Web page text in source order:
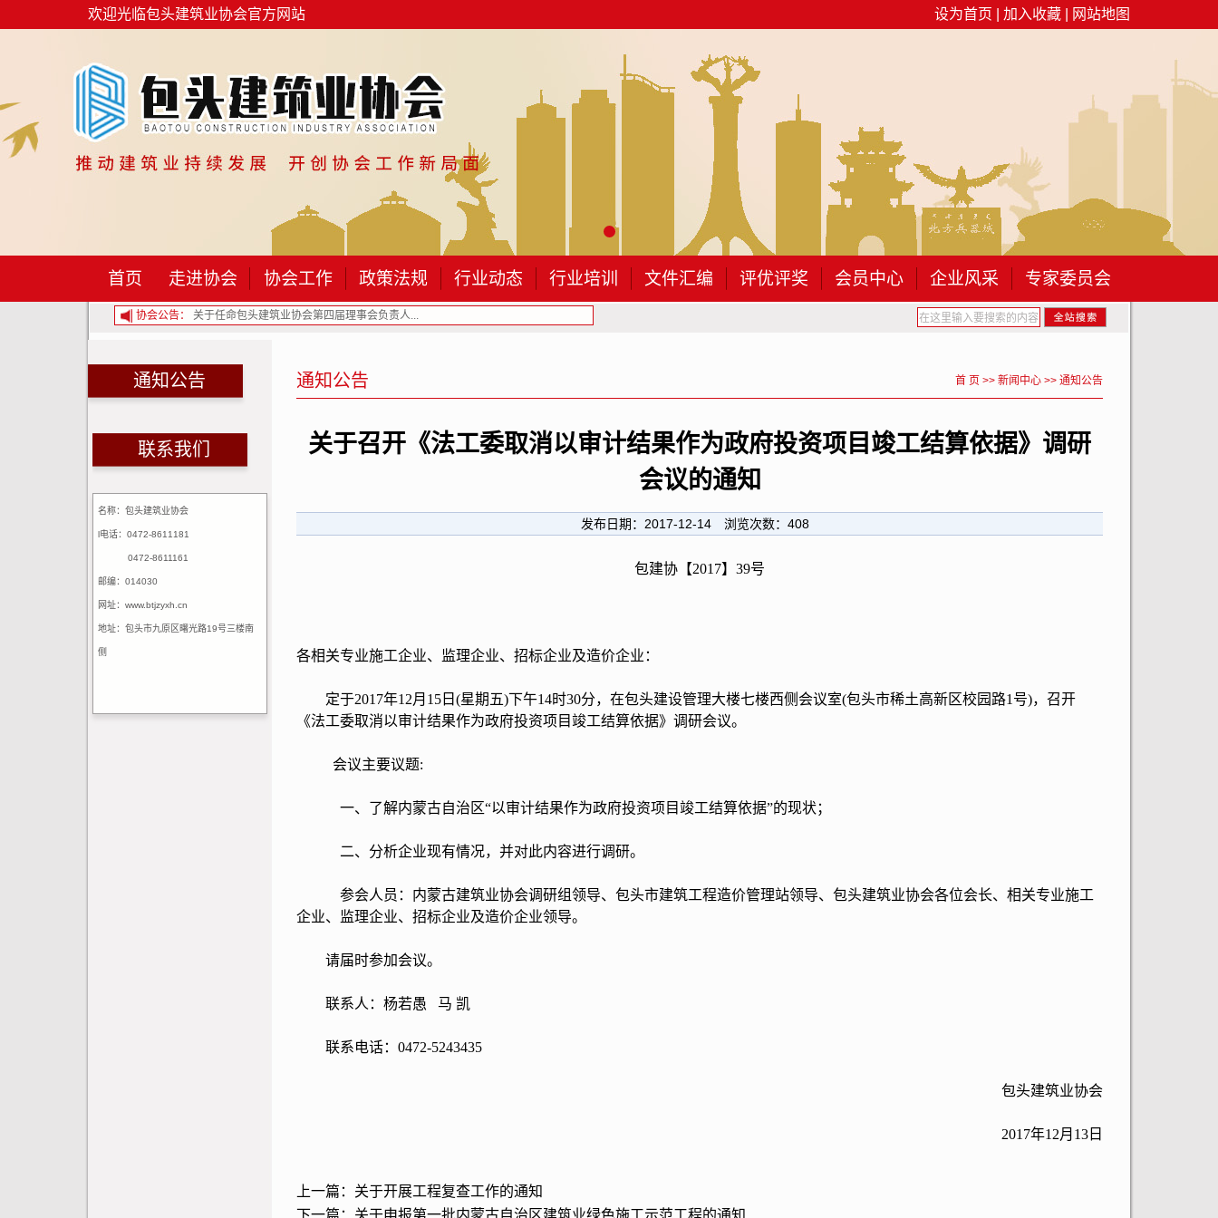
欢迎光临包头建筑业协会官方网站 设为首页 加入收藏 网站地图
首页 走进协会 协会工作 政策法规 行业动态 行业培训 文件汇编 评优评奖 会员中心 企业风采 专家委员会
协会公告：
建筑业协会第二届监事名单的通... 关于任命包头建筑业协会第四届理事会负责人... 关于开展2026年包头市建筑工程专业职称...
通知公告
联系我们
名称：包头建筑业协会
l电话：0472-8611181
0472-8611161
邮编：014030
网址：www.btjzyxh.cn
地址：包头市九原区曙光路19号三楼南
侧
通知公告 首 页 >> 新闻中心 >> 通知公告
关于召开《法工委取消以审计结果作为政府投资项目竣工结算依据》调研
会议的通知
发布日期： 2017-12-14 浏览次数： 408
包建协【2017】39号
各相关专业施工企业、监理企业、招标企业及造价企业：
定于2017年12月15日(星期五)下午14时30分，在包头建设管理大楼七楼西侧会议室(包头市稀土高新区校园路1号)，召开
《法工委取消以审计结果作为政府投资项目竣工结算依据》调研会议。
会议主要议题:
一、了解内蒙古自治区“以审计结果作为政府投资项目竣工结算依据”的现状；
二、分析企业现有情况，并对此内容进行调研。
参会人员：内蒙古建筑业协会调研组领导、包头市建筑工程造价管理站领导、包头建筑业协会各位会长、相关专业施工
企业、监理企业、招标企业及造价企业领导。
请届时参加会议。
联系人：杨若愚 马 凯
联系电话：0472-5243435
包头建筑业协会
2017年12月13日
上一篇： 关于开展工程复查工作的通知
下一篇： 关于申报第一批内蒙古自治区建筑业绿色施工示范工程的通知